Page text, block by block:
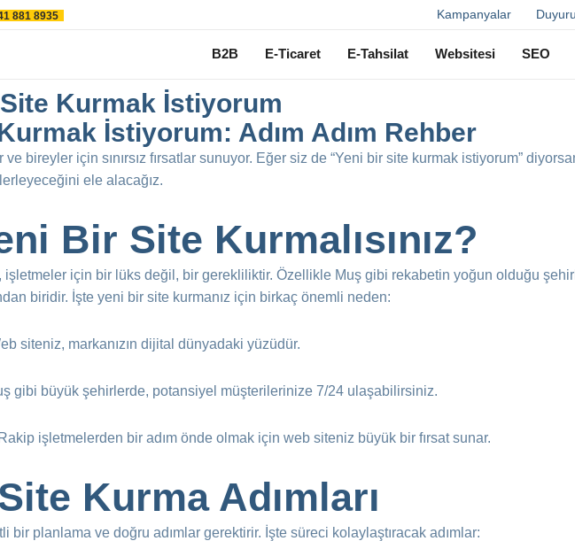
881 8935 Kampanyalar
B2B E-Ticaret E-Tahsilat Websitesi SEO
Kurmak İstiyorum
İstiyorum: Adım Adım Rehber
ve bireyler için sınırsız fırsatlar sunuyor. Eğer siz de “Yeni bir site kurmak istiyorum”
ele alacağız.
Bir Site Kurmalısınız?
için bir lüks değil, bir gerekliliktir. Özellikle Muş gibi rekabetin yoğun olduğu
biridir. İşte yeni bir site kurmanız için birkaç önemli neden:
siteniz, markanızın dijital dünyadaki yüzüdür.
gibi büyük şehirlerde, potansiyel müşterilerinize 7/24 ulaşabilirsiniz.
işletmelerden bir adım önde olmak için web siteniz büyük bir fırsat sunar.
Kurma Adımları
bir planlama ve doğru adımlar gerektirir. İşte süreci kolaylaştıracak adımlar: